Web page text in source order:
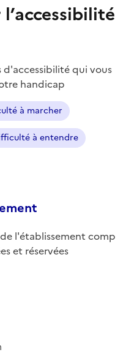
qui vous
handicap
à marcher
à entendre
l'établissement comp
et réservées